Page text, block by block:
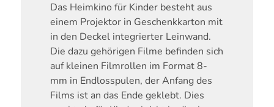
Das Heimkino für Kinder besteht aus
einem Projektor in Geschenkkarton mit
in den Deckel integrierter Leinwand.
Die dazu gehörigen Filme befinden sich
auf kleinen Filmrollen im Format 8-
mm in Endlosspulen, der Anfang des
Films ist an das Ende geklebt. Dies